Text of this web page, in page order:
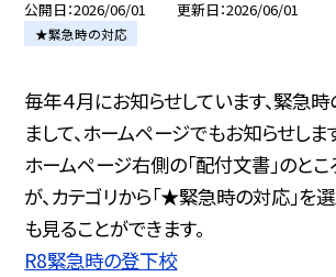
公開日 2026/06/01 更新日 2026/06/01
★緊急時の対応
毎年４月にお知らせしています、緊急
まして、ホームページでもお知らせしま
ホームページ右側の「配付文書」のと
が、カテゴリから「★緊急時の対応」を
も見ることができます。
R8緊急時の登下校